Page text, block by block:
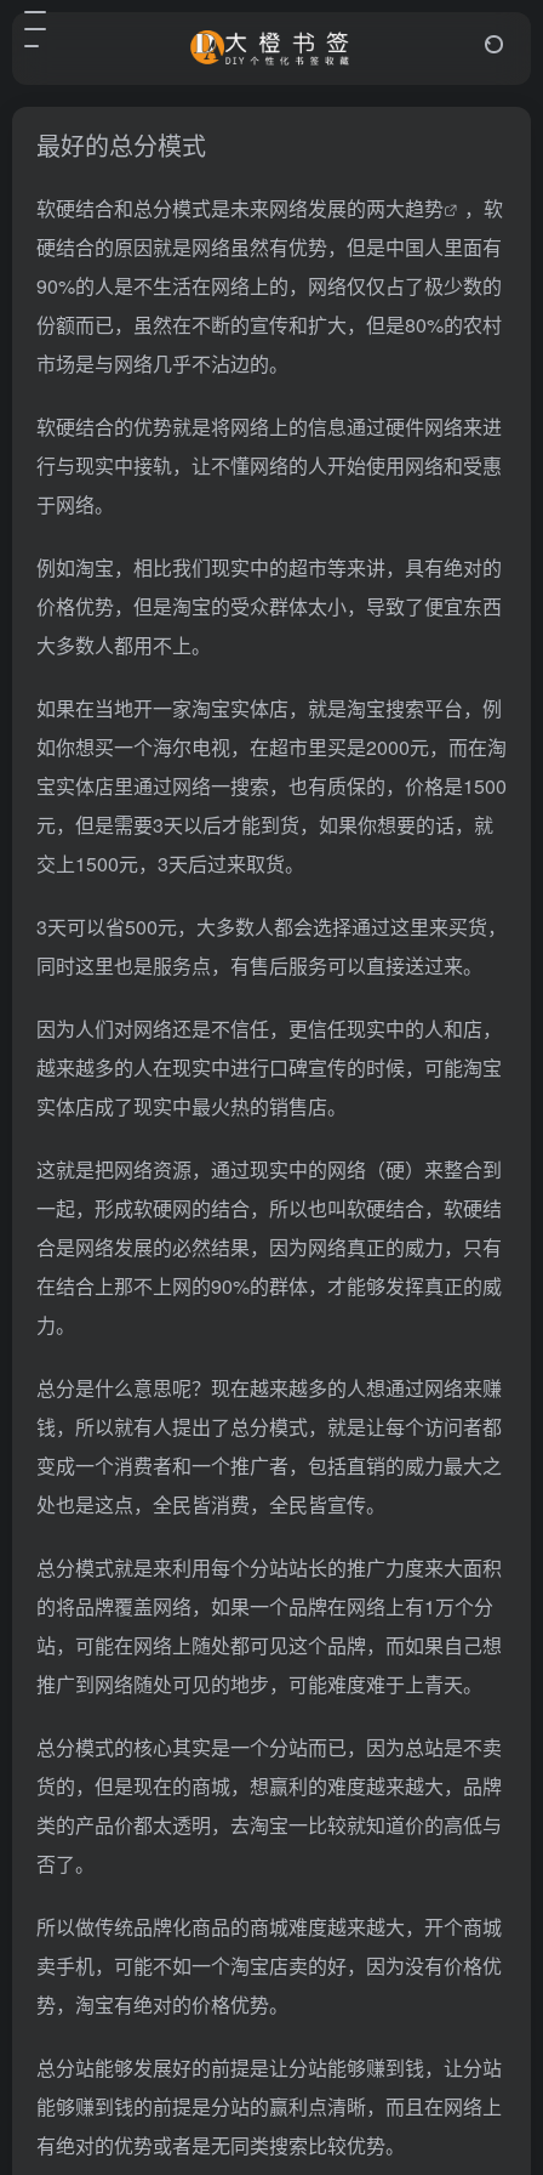
最好的总分模式
软硬结合和总分模式是未来网络发展的两大趋势
，软
硬结合的原因就是网络虽然有优势，但是中国人里面有
90%的人是不生活在网络上的，网络仅仅占了极少数的
份额而已，虽然在不断的宣传和扩大，但是80%的农村
市场是与网络几乎不沾边的。
软硬结合的优势就是将网络上的信息通过硬件网络来进
行与现实中接轨，让不懂网络的人开始使用网络和受惠
于网络。
例如淘宝，相比我们现实中的超市等来讲，具有绝对的
价格优势，但是淘宝的受众群体太小，导致了便宜东西
大多数人都用不上。
如果在当地开一家淘宝实体店，就是淘宝搜索平台，例
如你想买一个海尔电视，在超市里买是2000元，而在淘
宝实体店里通过网络一搜索，也有质保的，价格是1500
元，但是需要3天以后才能到货，如果你想要的话，就
交上1500元，3天后过来取货。
3天可以省500元，大多数人都会选择通过这里来买货，
同时这里也是服务点，有售后服务可以直接送过来。
因为人们对网络还是不信任，更信任现实中的人和店，
越来越多的人在现实中进行口碑宣传的时候，可能淘宝
实体店成了现实中最火热的销售店。
这就是把网络资源，通过现实中的网络（硬）来整合到
一起，形成软硬网的结合，所以也叫软硬结合，软硬结
合是网络发展的必然结果，因为网络真正的威力，只有
在结合上那不上网的90%的群体，才能够发挥真正的威
力。
总分是什么意思呢？现在越来越多的人想通过网络来赚
钱，所以就有人提出了总分模式，就是让每个访问者都
变成一个消费者和一个推广者，包括直销的威力最大之
处也是这点，全民皆消费，全民皆宣传。
总分模式就是来利用每个分站站长的推广力度来大面积
的将品牌覆盖网络，如果一个品牌在网络上有1万个分
站，可能在网络上随处都可见这个品牌，而如果自己想
推广到网络随处可见的地步，可能难度难于上青天。
总分模式的核心其实是一个分站而已，因为总站是不卖
货的，但是现在的商城，想赢利的难度越来越大，品牌
类的产品价都太透明，去淘宝一比较就知道价的高低与
否了。
所以做传统品牌化商品的商城难度越来越大，开个商城
卖手机，可能不如一个淘宝店卖的好，因为没有价格优
势，淘宝有绝对的价格优势。
总分站能够发展好的前提是让分站能够赚到钱，让分站
能够赚到钱的前提是分站的赢利点清晰，而且在网络上
有绝对的优势或者是无同类搜索比较优势。